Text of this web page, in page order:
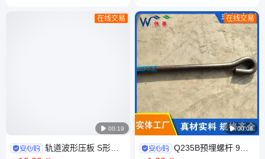
 00:19
在线交易
轨道波形压板 S形钢
 00:06
在线交易
Q235B预埋螺杆 9字